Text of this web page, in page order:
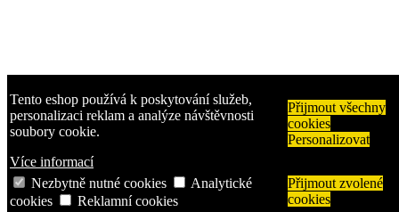
Tento eshop používá k poskytování služeb,
personalizaci reklam a analýze návštěvnosti
soubory cookie.
Více informací
Přijmout všechny
cookies
Personalizovat
Nezbytně nutné cookies
Analytické
cookies
Reklamní cookies
Přijmout zvolené
cookies